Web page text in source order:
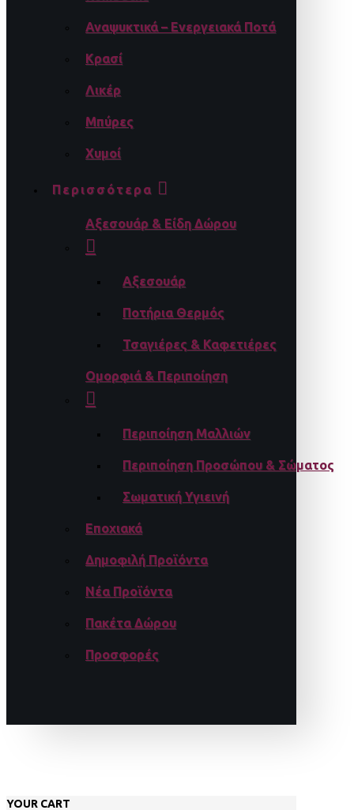
Αναψυκτικά – Ενεργειακά Ποτά
Κρασί
Λικέρ
Μπύρες
Χυμοί
Περισσότερα
Αξεσουάρ & Είδη Δώρου
Αξεσουάρ
Ποτήρια Θερμός
Τσαγιέρες & Καφετιέρες
Ομορφιά & Περιποίηση
Περιποίηση Μαλλιών
Περιποίηση Προσώπου & Σώματος
Σωματική Υγιεινή
Εποχιακά
Δημοφιλή Προϊόντα
Νέα Προϊόντα
Πακέτα Δώρου
Προσφορές
YOUR CART